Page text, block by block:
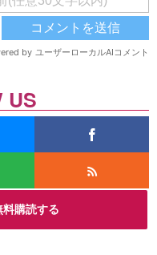
購読する
US